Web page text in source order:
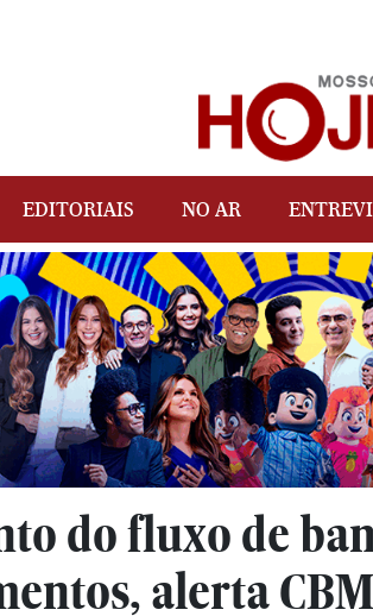
EDITORIAIS NO AR
do fluxo de
alerta CBM